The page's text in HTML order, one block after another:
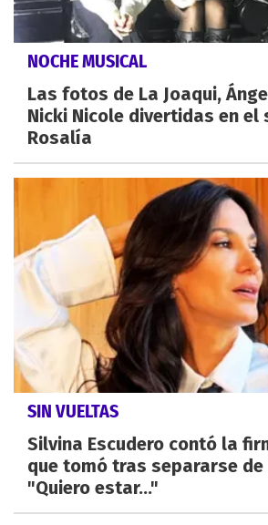
NOCHE MUSICAL
Las fotos de La Joaqui,
Nicki Nicole divertidas en el
Rosalía
SIN VUELTAS
Silvina Escudero contó la
que tomó tras separarse de
"Quiero estar..."